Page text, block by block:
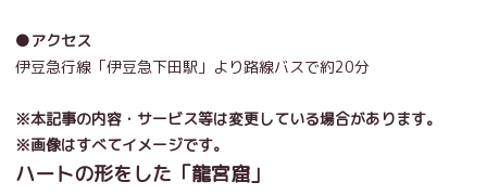
●アクセス
伊豆急行線「伊豆急下田駅」より路線バスで約20分
※本記事の内容・サービス等は変更している場合があります。
※画像はすべてイメージです。
ハートの形をした「龍宮窟」